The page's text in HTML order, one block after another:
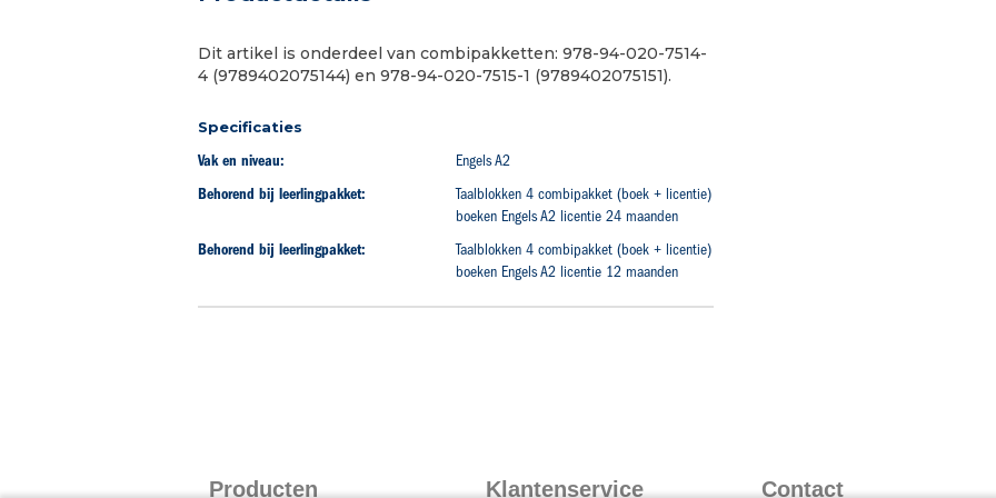
de
afbeeldingen-
Dit artikel is onderdeel van combipakketten: 978-94-020-7514-
4 (9789402075144) en 978-94-020-7515-1 (9789402075151).
Specificaties
Vak en niveau:
Engels A2
Behorend bij leerlingpakket:
Taalblokken 4 combipakket (boek + licentie)
boeken Engels A2 licentie 24 maanden
Behorend bij leerlingpakket:
Taalblokken 4 combipakket (boek + licentie)
boeken Engels A2 licentie 12 maanden
Producten Klantenservice Contact